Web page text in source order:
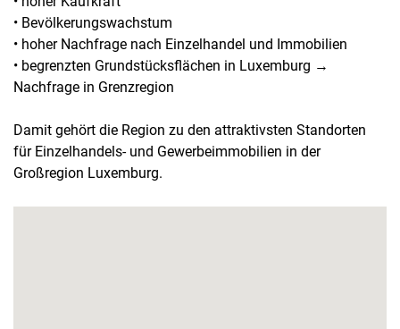
• Bevölkerungswachstum
• hoher Nachfrage nach Einzelhandel und Immobilien
• begrenzten Grundstücksflächen in Luxemburg →
Nachfrage in Grenzregion
Damit gehört die Region zu den attraktivsten Standorten
für Einzelhandels- und Gewerbeimmobilien in der
Großregion Luxemburg.